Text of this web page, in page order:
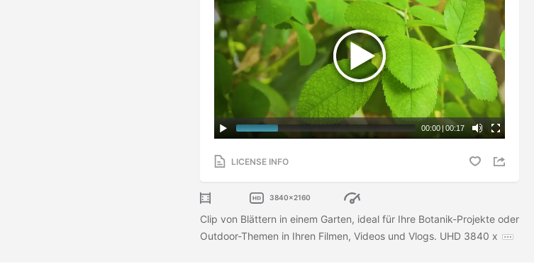
00:00|00:17
LICENSE INFO
3840x2160
Clip von Blättern in einem Garten, ideal für Ihre Botanik-Projekte oder
Outdoor-Themen in Ihren Filmen, Videos und Vlogs. UHD 3840 x